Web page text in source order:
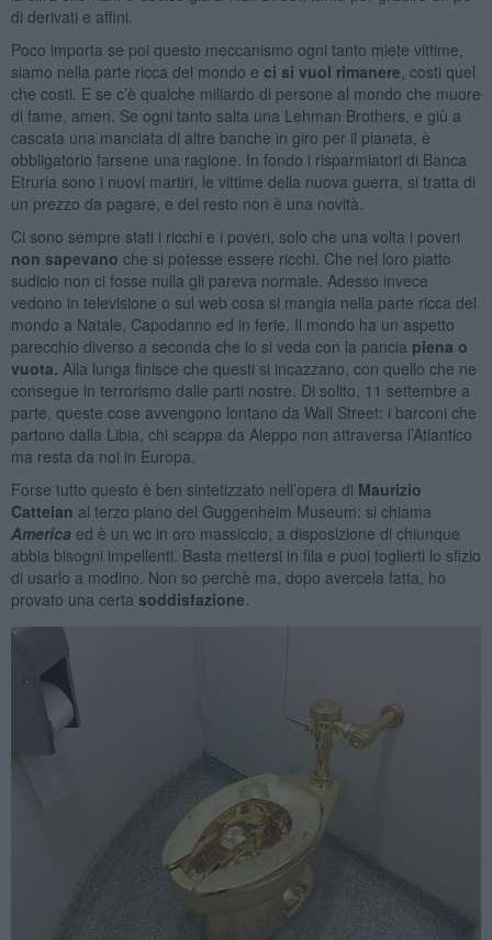
di derivati e affini.
Poco importa se poi questo meccanismo ogni tanto miete vittime,
siamo nella parte ricca del mondo e ci si vuol rimanere , costi quel
che costi. E se c’è qualche miliardo di persone al mondo che muore
di fame, amen. Se ogni tanto salta una Lehman Brothers, e giù a
cascata una manciata di altre banche in giro per il pianeta, è
obbligatorio farsene una ragione. In fondo i risparmiatori di Banca
Etruria sono i nuovi martiri, le vittime della nuova guerra, si tratta di
un prezzo da pagare, e del resto non è una novità.
Ci sono sempre stati i ricchi e i poveri, solo che una volta i poveri
non sapevano che si potesse essere ricchi. Che nel loro piatto
sudicio non ci fosse nulla gli pareva normale. Adesso invece
vedono in televisione o sul web cosa si mangia nella parte ricca del
mondo a Natale, Capodanno ed in ferie. Il mondo ha un aspetto
parecchio diverso a seconda che lo si veda con la pancia piena o
vuota. Alla lunga finisce che questi si incazzano, con quello che ne
consegue in terrorismo dalle parti nostre. Di solito, 11 settembre a
parte, queste cose avvengono lontano da Wall Street: i barconi che
partono dalla Libia, chi scappa da Aleppo non attraversa l’Atlantico
ma resta da noi in Europa.
Forse tutto questo è ben sintetizzato nell’opera di Maurizio
Cattelan al terzo piano del Guggenheim Museum: si chiama
Americaed è un wc in oro massiccio, a disposizione di chiunque
abbia bisogni impellenti. Basta mettersi in fila e puoi toglierti lo sfizio
di usarlo a modino. Non so perchè ma, dopo avercela fatta, ho
provato una certa soddisfazione